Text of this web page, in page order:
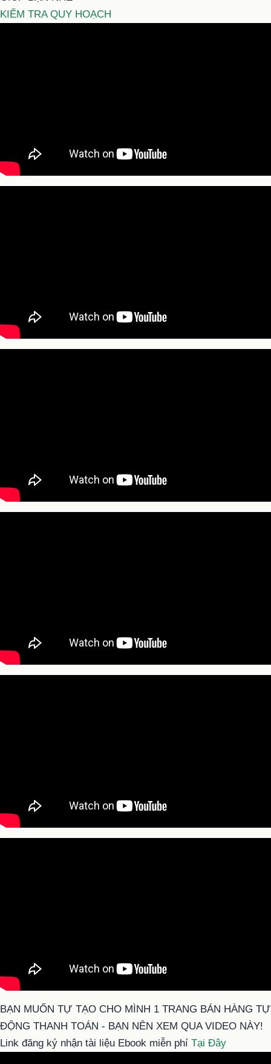
KIỂM TRA QUY HOẠCH
BẠN MUỐN TỰ TẠO CHO MÌNH 1 TRANG BÁN HÀNG TỰ
ĐỘNG THANH TOÁN - BẠN NÊN XEM QUA VIDEO NÀY!
Link đăng ký nhận tài liệu Ebook miễn phí Tại Đây